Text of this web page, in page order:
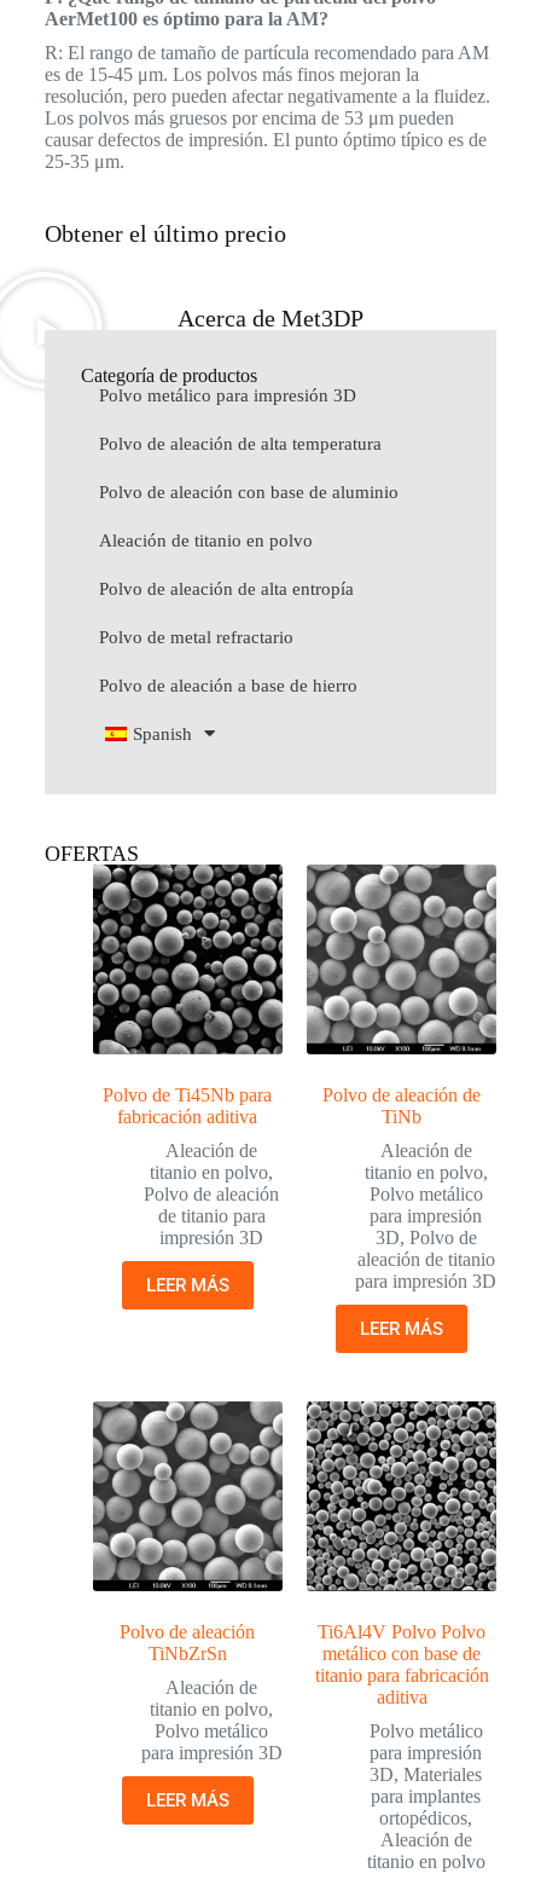
AerMet100 es óptimo para la AM?
R: El rango de tamaño de partícula recomendado para AM
es de 15-45 μm. Los polvos más finos mejoran la
resolución, pero pueden afectar negativamente a la fluidez.
Los polvos más gruesos por encima de 53 μm pueden
causar defectos de impresión. El punto óptimo típico es de
25-35 μm.
Obtener el último precio
Acerca de Met3DP
Categoría de productos
Polvo metálico para impresión 3D
Polvo de aleación de alta temperatura
Polvo de aleación con base de aluminio
Aleación de titanio en polvo
Polvo de aleación de alta entropía
Polvo de metal refractario
Polvo de aleación a base de hierro
Spanish
OFERTAS
Polvo de Ti45Nb para
fabricación aditiva
Aleación de
titanio en polvo,
Polvo de aleación
de titanio para
impresión 3D
LEER MÁS
Polvo de aleación de
TiNb
Aleación de
titanio en polvo,
Polvo metálico
para impresión
3D, Polvo de
aleación de titanio
para impresión 3D
LEER MÁS
Polvo de aleación
TiNbZrSn
Aleación de
titanio en polvo,
Polvo metálico
para impresión 3D
LEER MÁS
Ti6Al4V Polvo Polvo
metálico con base de
titanio para fabricación
aditiva
Polvo metálico
para impresión
3D,Materiales
para implantes
ortopédicos,
Aleación de
titanio en polvo